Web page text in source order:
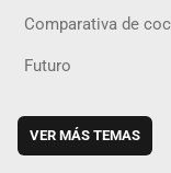
Comparativa de
Futuro
VER MÁS TEMAS